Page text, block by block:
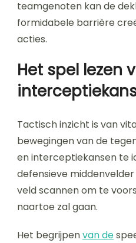
teamgenoten kan de
formidabele barrière
acties.
Het spel lezen
Tactisch inzicht is van
bewegingen van de
en interceptiekansen te
defensieve
veld scannen om te
naartoe zal gaan.
Het begrijpenvan de